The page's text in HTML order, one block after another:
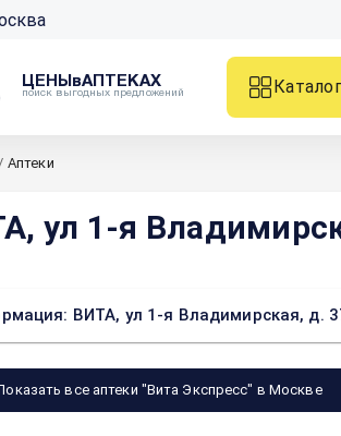
ЦЕНЫвАПТЕКАХ
поиск выгодных предложений
Каталог
Аптеки
ул 1-я
ВИТА, ул 1-я Владимирская, д.
все аптеки "Вита Экспресс" в Москве